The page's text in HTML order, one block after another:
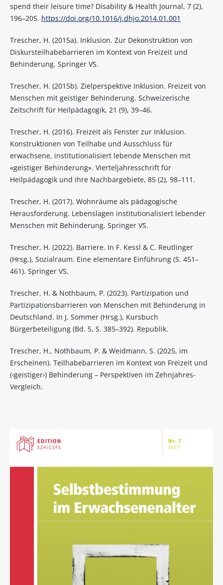
spend their leisure time? Disability & Health Journal, 7 (2),
196–205. https://doi.org/10.1016/j.dhjo.2014.01.001
Trescher, H. (2015a). Inklusion. Zur Dekonstruktion von
Diskursteilhabebarrieren im Kontext von Freizeit und
Behinderung. Springer VS.
Trescher, H. (2015b). Zielperspektive Inklusion. Freizeit von
Menschen mit geistiger Behinderung. Schweizerische
Zeitschrift für Heilpädagogik, 21 (9), 39–46.
Trescher, H. (2016). Freizeit als Fenster zur Inklusion.
Konstruktionen von Teilhabe und Ausschluss für
erwachsene, institutionalisiert lebende Menschen mit
«geistiger Behinderung». Vierteljahresschrift für
Heilpädagogik und ihre Nachbargebiete, 85 (2), 98–111.
Trescher, H. (2017). Wohnräume als pädagogische
Herausforderung. Lebenslagen institutionalisiert lebender
Menschen mit Behinderung. Springer VS.
Trescher, H. (2022). Barriere. In F. Kessl & C. Reutlinger
(Hrsg.), Sozialraum. Eine elementare Einführung (S. 451–
461). Springer VS.
Trescher, H. & Nothbaum, P. (2023). Partizipation und
Partizipationsbarrieren von Menschen mit Behinderung in
Deutschland. In J. Sommer (Hrsg.), Kursbuch
Bürgerbeteiligung (Bd. 5, S. 385–392). Republik.
Trescher, H., Nothbaum, P. & Weidmann, S. (2025, im
Erscheinen). Teilhabebarrieren im Kontext von Freizeit und
(‹geistiger›) Behinderung – Perspektiven im Zehnjahres-
Vergleich.